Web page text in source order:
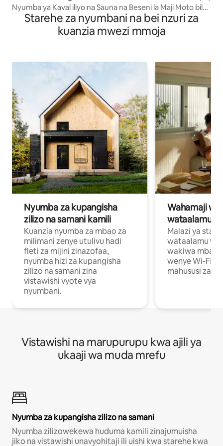
Nyumba ya Kaval iliyo na Sauna na Beseni la Maji Moto bila
malipoStarehe za nyumbani na bei nzuri za
kuanzia mwezi mmoja
Nyumba za kupangisha
zilizo na samani kamili
Kuanzia nyumba za mbao za
milimani zenye utulivu hadi
fleti za mijini zinazofaa,
nyumba hizi za kupangisha
zilizo na samani zina
vistawishi vyote vya
nyumbani.
Wahamaji
wataalamu
Malazi ya
wataalamu
wakiwa mbali
wenye Wi-Fi
mahususi za
Vistawishi na marupurupu kwa ajili ya
ukaaji wa muda mrefu
Nyumba za kupangisha zilizo na samani
Nyumba zilizowekewa huduma kamili zinajumuisha
jiko na vistawishi unavyohitaji ili uishi kwa starehe kwa